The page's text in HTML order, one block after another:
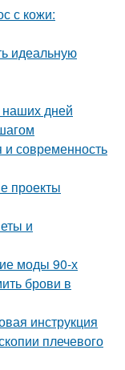
с кожи:
идеальную
дней
современность
проекты
и
моды 90-х
брови в
инструкция
плечевого